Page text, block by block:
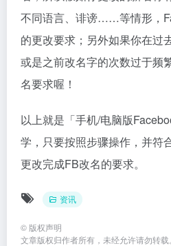
不同语言、诽谤……等情形，
的更改要求；另外如果你在过
或是之前改名字的次数过于频
名要求喔！
以上就是「手机/电脑版
学，只要按照步骤操作，并符
更改完成FB改名的要求。
资讯
© 版权声明
文章版权归作者所有，未经允许请勿转载。